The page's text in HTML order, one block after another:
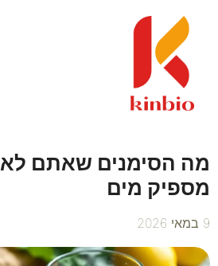
לתוכן
מה הסימנים שאתם
מספיק מים
9 במאי 2026